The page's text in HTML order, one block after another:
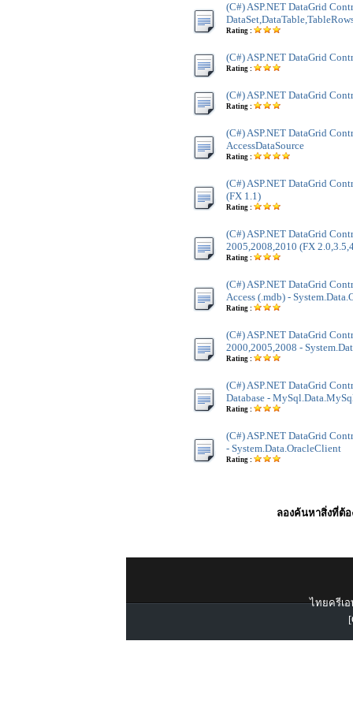
(C#) ASP.NET DataGrid
Rating :
(C#) ASP.NET DataGrid
Rating :
(C#) ASP.NET DataGrid
Rating :
(C#) ASP.NET DataGrid
AccessDataSource
Rating :
(C#) ASP.NET DataGrid
(FX 1.1)
Rating :
(C#) ASP.NET DataGrid
2005,2008,2010 (FX
Rating :
(C#) ASP.NET DataGrid
Access (.mdb) -
Rating :
(C#) ASP.NET DataGrid
2000,2005,2008 -
Rating :
(C#) ASP.NET DataGrid
Database -
Rating :
(C#) ASP.NET DataGrid
- System.Data.OracleClient
Rating :
ลองค้นหาสิ่งที่ต้อ
ไทยครีเอ
[